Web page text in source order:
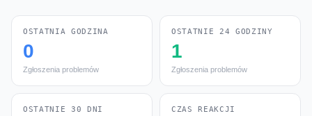
OSTATNIA GODZINA
0
Zgłoszenia problemów
OSTATNIE 24 GODZINY
1
Zgłoszenia problemów
OSTATNIE 30 DNI CZAS REAKCJI